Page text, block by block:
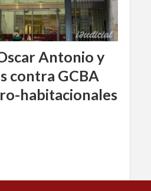
Antonio y
contra GCBA
habitacionales